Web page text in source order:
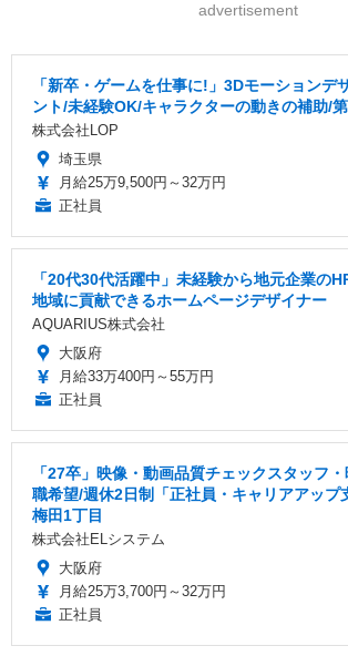
advertisement
「新卒・ゲームを仕事に!」3Dモーションデ
ント/未経験OK/キャラクターの動きの補助/
株式会社LOP
埼玉県
月給25万9,500円～32万円
正社員
「20代30代活躍中」未経験から地元企業の
地域に貢献できるホームページデザイナー
AQUARIUS株式会社
大阪府
月給33万400円～55万円
正社員
「27卒」映像・動画品質チェックスタッフ
職希望/週休2日制「正社員・キャリアアップ
梅田1丁目
株式会社ELシステム
大阪府
月給25万3,700円～32万円
正社員